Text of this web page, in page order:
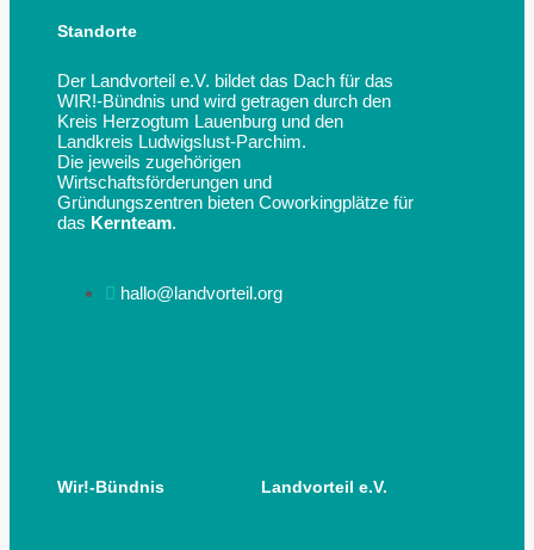
Standorte
Der Landvorteil e.V. bildet das Dach für das
WIR!-Bündnis und wird getragen durch den
Kreis Herzogtum Lauenburg und den
Landkreis Ludwigslust-Parchim.
Die jeweils zugehörigen
Wirtschaftsförderungen und
Gründungszentren bieten Coworkingplätze für
das Kernteam.
hallo@landvorteil.org
Wir!-Bündnis Landvorteil e.V.